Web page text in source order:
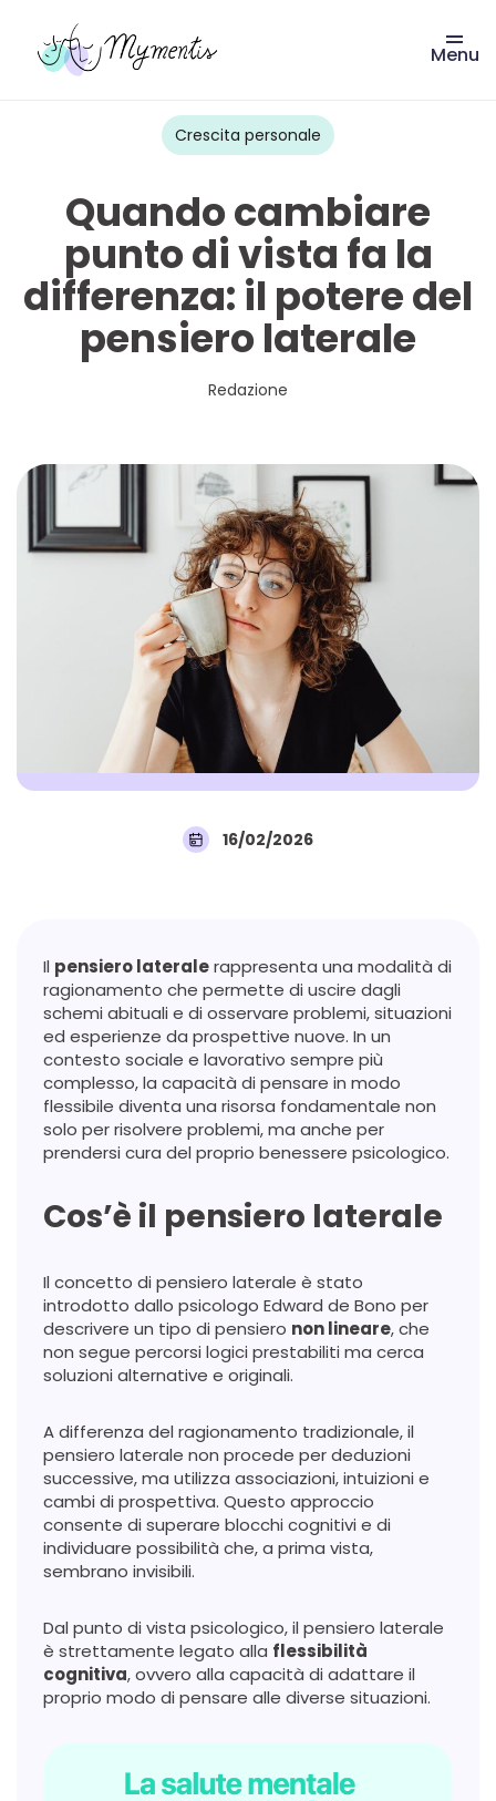
Vai
Menu
Crescita personale
Quando cambiare
punto di vista fa la
differenza: il potere del
pensiero laterale
Redazione
16/02/2026
Il pensiero lateralerappresenta una modalità di
ragionamento che permette di uscire dagli
schemi abituali e di osservare problemi, situazioni
ed esperienze da prospettive nuove. In un
contesto sociale e lavorativo sempre più
complesso, la capacità di pensare in modo
flessibile diventa una risorsa fondamentale non
solo per risolvere problemi, ma anche per
prendersi cura del proprio benessere psicologico.
Cos’è il pensiero laterale
Il concetto di pensiero laterale è stato
introdotto dallo psicologo Edward de Bono per
descrivere un tipo di pensiero non lineare, che
non segue percorsi logici prestabiliti ma cerca
soluzioni alternative e originali.
A differenza del ragionamento tradizionale, il
pensiero laterale non procede per deduzioni
successive, ma utilizza associazioni, intuizioni e
cambi di prospettiva. Questo approccio
consente di superare blocchi cognitivi e di
individuare possibilità che, a prima vista,
sembrano invisibili.
Dal punto di vista psicologico, il pensiero laterale
è strettamente legato alla flessibilità
cognitiva, ovvero alla capacità di adattare il
proprio modo di pensare alle diverse situazioni.